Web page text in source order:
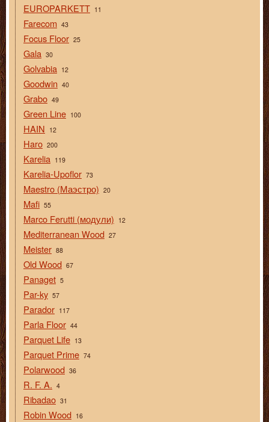
EUROPARKETT 11
Farecom 43
Focus Floor 25
Gala 30
Golvabia 12
Goodwin 40
Grabo 49
Green Line 100
HAIN 12
Haro 200
Karelia 119
Karelia-Upoflor 73
Maestro (Маэстро) 20
Mafi 55
Marco Ferutti (модули) 12
Mediterranean Wood 27
Meister 88
Old Wood 67
Panaget 5
Par-ky 57
Parador 117
Parla Floor 44
Parquet Life 13
Parquet Prime 74
Polarwood 36
R. F. A. 4
Ribadao 31
Robin Wood 16